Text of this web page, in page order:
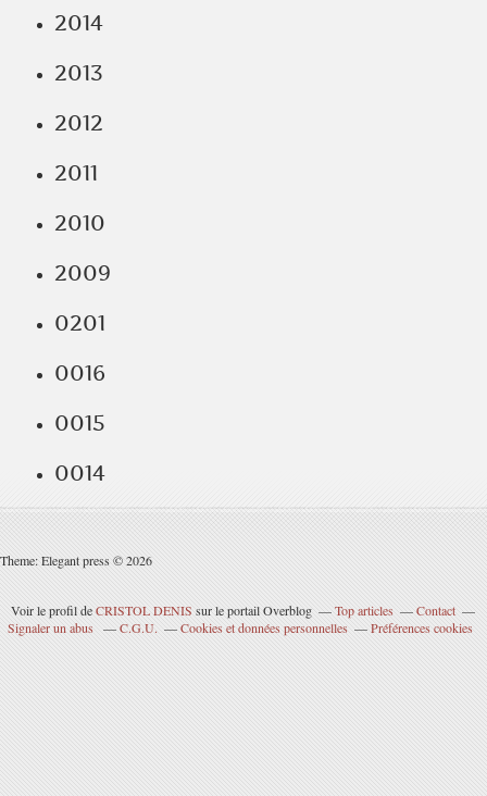
2014
2013
2012
2011
2010
2009
0201
0016
0015
0014
Theme: Elegant press © 2026
Voir le profil deCRISTOL DENIS sur le portail Overblog Top articles
Contact
Signaler un abus
C.G.U. Cookies et données personnelles Préférences cookies